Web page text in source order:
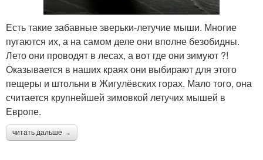
Есть такие забавные зверьки-летучие мыши. Многие
пугаются их, а на самом деле они вполне безобидны.
Лето они проводят в лесах, а вот где они зимуют ?!
Оказывается в наших краях они выбирают для этого
пещеры и штольни в Жигулёвских горах. Мало того, она
считается крупнейшей зимовкой летучих мышей в
Европе.
читать дальше →